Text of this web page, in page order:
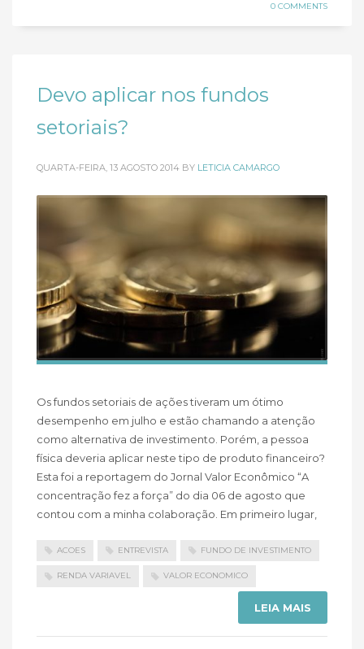
0 COMMENTS
Devo aplicar nos fundos
setoriais?
QUARTA-FEIRA, 13 AGOSTO 2014 BY LETICIA CAMARGO
Os fundos setoriais de ações tiveram um ótimo
desempenho em julho e estão chamando a atenção
como alternativa de investimento. Porém, a pessoa
física deveria aplicar neste tipo de produto financeiro?
Esta foi a reportagem do Jornal Valor Econômico “A
concentração fez a força” do dia 06 de agosto que
contou com a minha colaboração. Em primeiro lugar,
ACOES ENTREVISTA FUNDO DE INVESTIMENTO
RENDA VARIAVEL VALOR ECONOMICO
LEIA MAIS